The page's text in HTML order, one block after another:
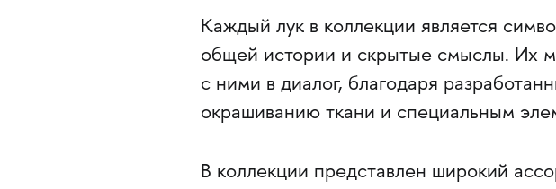
Каждый лук в коллекции является
общей истории и скрытые смыслы. Их
с ними в диалог, благодаря
окрашиванию ткани и специальным
В коллекции представлен широкий